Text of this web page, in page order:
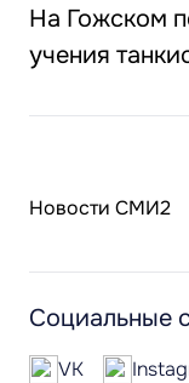
На Гожском
учения
Новости СМИ2
Социальные
VK